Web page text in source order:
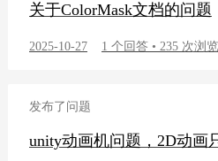
关于ColorMask文档的问题
2025-10-27 1 个回答 • 235 次浏览
发布了问题
unity动画机问题，2D动画